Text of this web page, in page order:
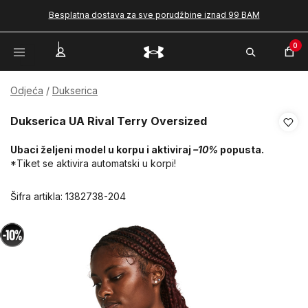
Besplatna dostava za sve porudžbine iznad 99 BAM
0
Odjeća Dukserica
Dukserica UA Rival Terry Oversized
Ubaci željeni model u korpu i aktiviraj –10% popusta.
*Tiket se aktivira automatski u korpi!
Šifra artikla: 1382738-204